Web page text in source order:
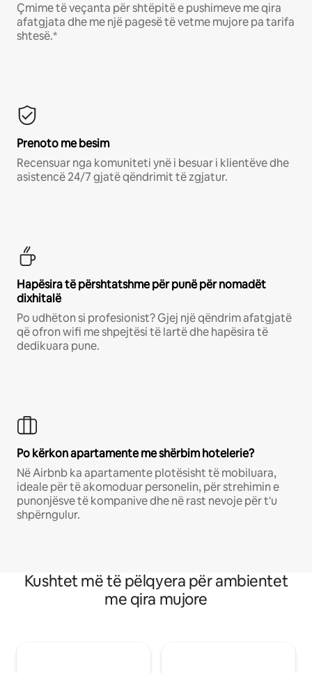
Çmime të veçanta për shtëpitë e pushimeve me qira
afatgjata dhe me një pagesë të vetme mujore pa tarifa
shtesë.*
Prenoto me besim
Recensuar nga komuniteti ynë i besuar i klientëve dhe
asistencë 24/7 gjatë qëndrimit të zgjatur.
Hapësira të përshtatshme për punë për nomadët
dixhitalë
Po udhëton si profesionist? Gjej një qëndrim afatgjatë
që ofron wifi me shpejtësi të lartë dhe hapësira të
dedikuara pune.
Po kërkon apartamente me shërbim hotelerie?
Në Airbnb ka apartamente plotësisht të mobiluara,
ideale për të akomoduar personelin, për strehimin e
punonjësve të kompanive dhe në rast nevoje për t'u
shpërngulur.
Kushtet më të pëlqyera për ambientet
me qira mujore